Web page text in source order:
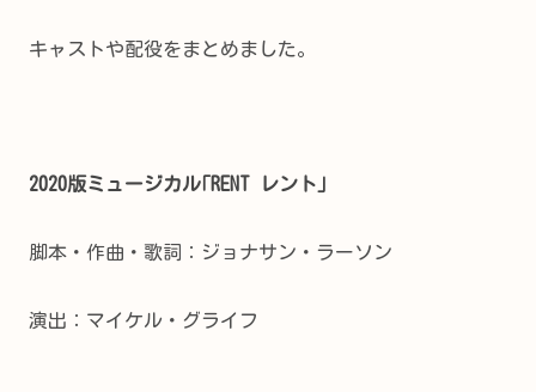
キャストや配役をまとめました。
2020版ミュージカル｢RENT レント｣
脚本・作曲・歌詞：ジョナサン・ラーソン
演出：マイケル・グライフ